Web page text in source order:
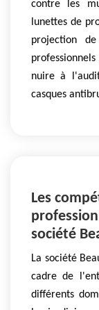
contre les
lunettes de
projection
nuire à
casques
Les
société
La société
cadre de
différents